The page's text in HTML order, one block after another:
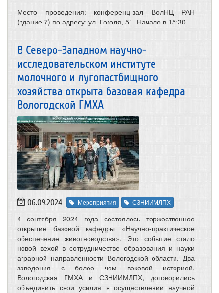
Место проведения: конференц-зал ВолНЦ РАН
(здание 7) по адресу: ул. Гоголя, 51. Начало в 15:30.
В Северо-Западном научно-
исследовательском институте
молочного и лугопастбищного
хозяйства открыта базовая кафедра
Вологодской ГМХА
06.09.2024 Мероприятия СЗНИИМЛПХ
4 сентября 2024 года состоялось торжественное
открытие базовой кафедры «Научно-практическое
обеспечение животноводства». Это событие стало
новой вехой в сотрудничестве образования и науки
аграрной направленности Вологодской области. Два
заведения с более чем вековой историей,
Вологодская ГМХА и СЗНИИМЛПХ, договорились
объединить свои усилия в осуществлении научной